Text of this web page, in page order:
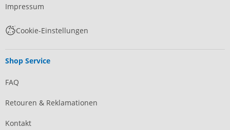
Impressum
Cookie-Einstellungen
Shop Service
FAQ
Retouren & Reklamationen
Kontakt